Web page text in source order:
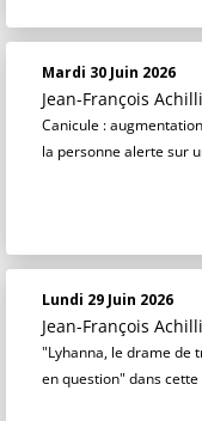
Mardi 30 Juin 2026
Jean-François Achilli
Canicule :
la personne alerte sur
Lundi 29 Juin 2026
Jean-François Achilli
"Lyhanna, le drame de
en question" dans